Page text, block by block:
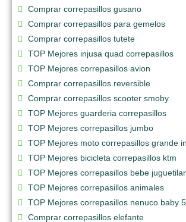
Comprar correpasillos gusano
Comprar correpasillos para gemelos
Comprar correpasillos tutete
TOP Mejores injusa quad correpasillos
TOP Mejores correpasillos avion
Comprar correpasillos reversible
Comprar correpasillos scooter smoby
TOP Mejores guarderia correpasillos
TOP Mejores correpasillos jumbo
TOP Mejores moto correpasillos grande
TOP Mejores bicicleta correpasillos ktm
TOP Mejores correpasillos bebe
TOP Mejores correpasillos animales
TOP Mejores correpasillos nenuco baby
Comprar correpasillos elefante